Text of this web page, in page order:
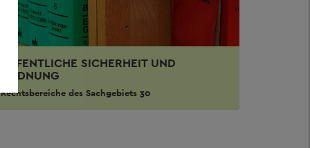
ÖFFENTLICHE SICHERHEIT UND
ORDNUNG
Rechtsbereiche des Sachgebiets 30